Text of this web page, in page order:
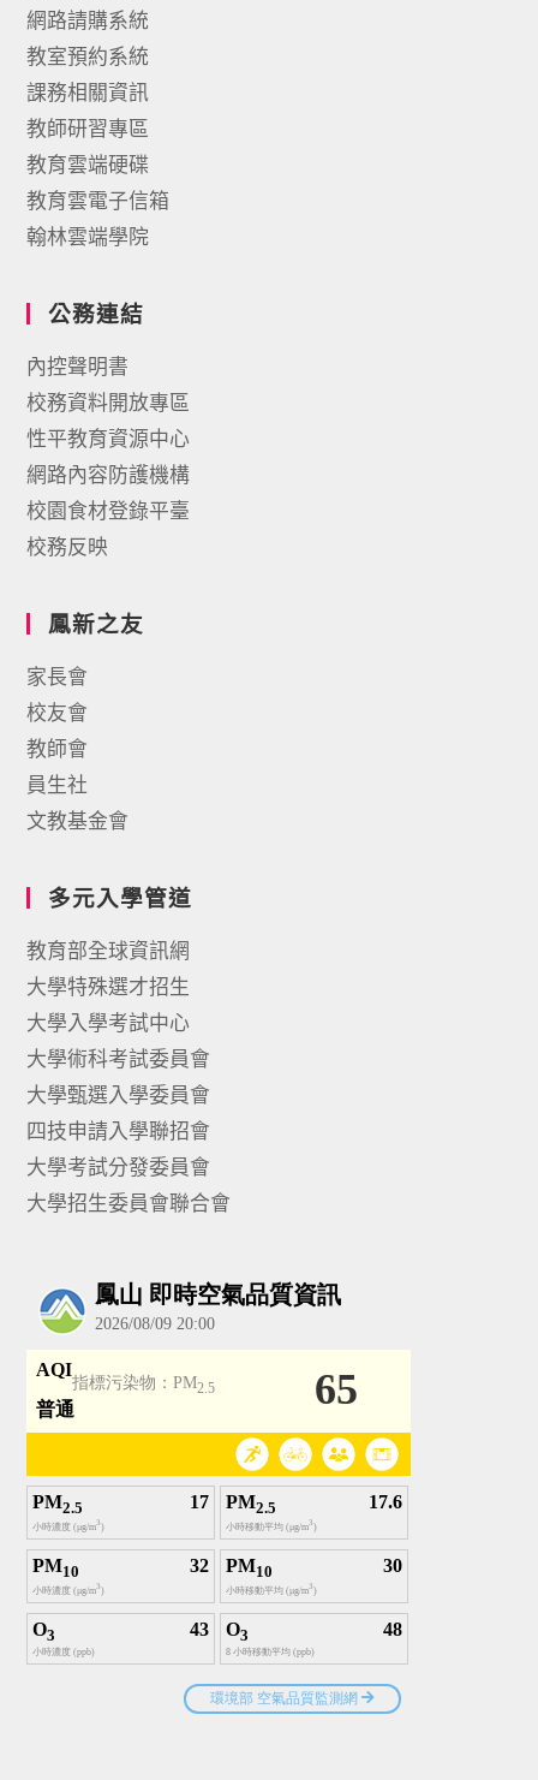
網路請購系統
教室預約系統
課務相關資訊
教師研習專區
教育雲端硬碟
教育雲電子信箱
翰林雲端學院
公務連結
內控聲明書
校務資料開放專區
性平教育資源中心
網路內容防護機構
校園食材登錄平臺
校務反映
鳳新之友
家長會
校友會
教師會
員生社
文教基金會
多元入學管道
教育部全球資訊網
大學特殊選才招生
大學入學考試中心
大學術科考試委員會
大學甄選入學委員會
四技申請入學聯招會
大學考試分發委員會
大學招生委員會聯合會